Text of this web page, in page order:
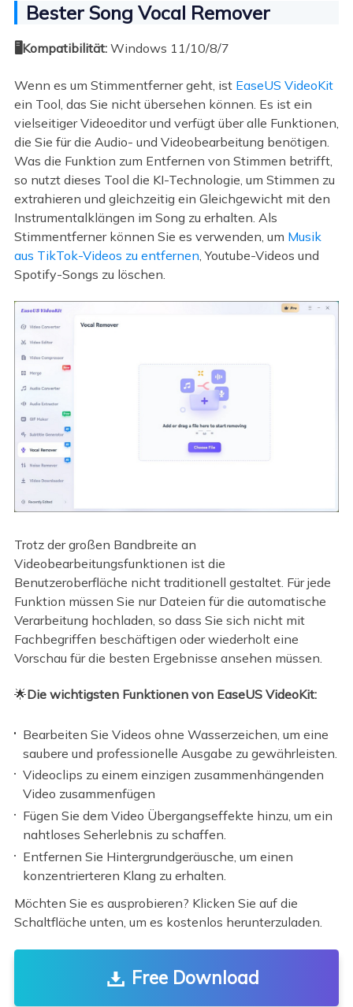
Bester Song Vocal Remover
🖥️Kompatibilität: Windows 11/10/8/7
Wenn es um Stimmentferner geht, ist EaseUS VideoKit
ein Tool, das Sie nicht übersehen können. Es ist ein
vielseitiger Videoeditor und verfügt über alle Funktionen,
die Sie für die Audio- und Videobearbeitung benötigen.
Was die Funktion zum Entfernen von Stimmen betrifft,
so nutzt dieses Tool die KI-Technologie, um Stimmen zu
extrahieren und gleichzeitig ein Gleichgewicht mit den
Instrumentalklängen im Song zu erhalten. Als
Stimmentferner können Sie es verwenden, um Musik
aus TikTok-Videos zu entfernen , Youtube-Videos und
Spotify-Songs zu löschen.
Trotz der großen Bandbreite an
Videobearbeitungsfunktionen ist die
Benutzeroberfläche nicht traditionell gestaltet. Für jede
Funktion müssen Sie nur Dateien für die automatische
Verarbeitung hochladen, so dass Sie sich nicht mit
Fachbegriffen beschäftigen oder wiederholt eine
Vorschau für die besten Ergebnisse ansehen müssen.
🌟Die wichtigsten Funktionen von EaseUS VideoKit:
Bearbeiten Sie Videos ohne Wasserzeichen, um eine
saubere und professionelle Ausgabe zu gewährleisten.
Videoclips zu einem einzigen zusammenhängenden
Video zusammenfügen
Fügen Sie dem Video Übergangseffekte hinzu, um ein
nahtloses Seherlebnis zu schaffen.
Entfernen Sie Hintergrundgeräusche, um einen
konzentrierteren Klang zu erhalten.
Möchten Sie es ausprobieren? Klicken Sie auf die
Schaltfläche unten, um es kostenlos herunterzuladen.
Free Download